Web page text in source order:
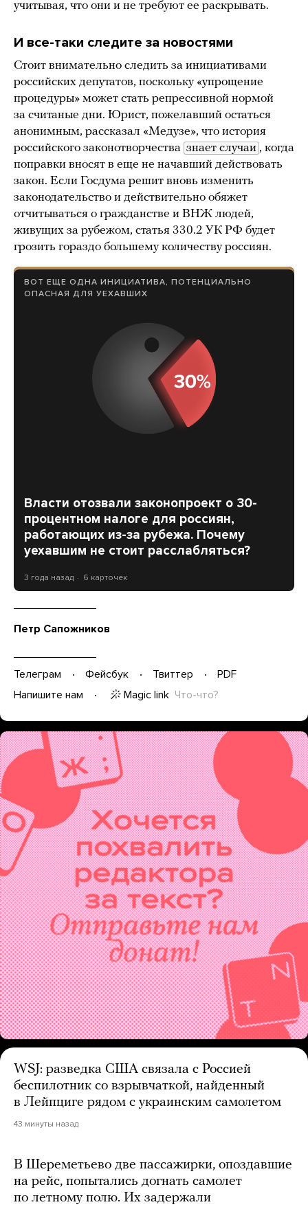
учитывая, что они и не требуют ее раскрывать.
И все-таки следите за новостями
Стоит внимательно следить за инициативами
российских депутатов, поскольку «упрощение
процедуры» может стать репрессивной нормой
за считаные дни. Юрист, пожелавший остаться
анонимным, рассказал «Медузе», что история
российского законотворчества знает случаи , когда
поправки вносят в еще не начавший действовать
закон. Если Госдума решит вновь изменить
законодательство и действительно обяжет
отчитываться о гражданстве и ВНЖ людей,
живущих за рубежом, статья 330.2 УК РФ будет
грозить гораздо большему количеству россиян.
ВОТ ЕЩЕ ОДНА ИНИЦИАТИВА, ПОТЕНЦИАЛЬНО
ОПАСНАЯ ДЛЯ УЕХАВШИХ
Власти отозвали законопроект о 30-
процентном налоге для россиян,
работающих из-за рубежа. Почему
уехавшим не стоит расслабляться?
3 года назад 6 карточек
Петр Сапожников
Телеграм Фейсбук Твиттер
PDF
Напишите нам
Magic link Что-что?
WSJ: разведка США связала с Россией
беспилотник со взрывчаткой, найденный
в Лейпциге рядом с украинским самолетом
43 минуты назад
В Шереметьево две пассажирки, опоздавшие
на рейс, попытались догнать самолет
по летному полю. Их задержали